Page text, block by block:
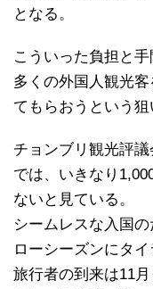
となる。
こういった負担と
多くの外国人観光
てもらおうという狙
チョンブリ観光評
では、いきなり
ないと見ている。
シームレスな入国
ローシーズンにタ
旅行者の到来は11月